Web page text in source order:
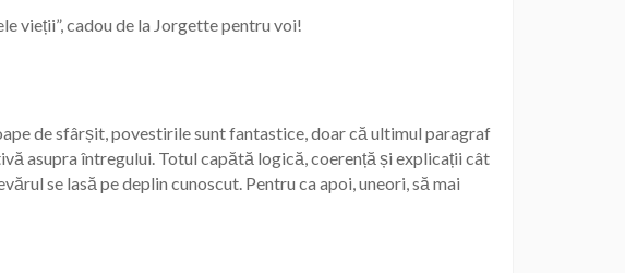
vieții”, cadou de la Jorgette pentru voi!
de sfârșit, povestirile sunt fantastice, doar că ultimul paragraf
asupra întregului. Totul capătă logică, coerență și explicații cât
se lasă pe deplin cunoscut. Pentru ca apoi, uneori, să mai